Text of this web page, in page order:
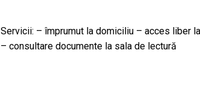
Servicii: – împrumut la domiciliu – acces liber
– consultare documente la sala de lectură